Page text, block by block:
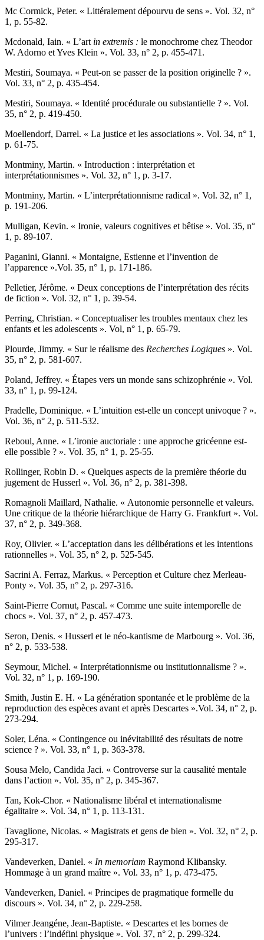
Mc Cormick, Peter. « Littéralement dépourvu de sens ». Vol. 32, n°
1, p. 55-82.
Mcdonald, Iain. « L’art in extremis : le monochrome chez Theodor
W. Adorno et Yves Klein ». Vol. 33, n° 2, p. 455-471.
Mestiri, Soumaya. « Peut-on se passer de la position originelle ? ».
Vol. 33, n° 2, p. 435-454.
Mestiri, Soumaya. « Identité procédurale ou substantielle ? ». Vol.
35, n° 2, p. 419-450.
Moellendorf, Darrel. « La justice et les associations ». Vol. 34, n° 1,
p. 61-75.
Montminy, Martin. « Introduction : interprétation et
interprétationnismes ». Vol. 32, n° 1, p. 3-17.
Montminy, Martin. « L’interprétationnisme radical ». Vol. 32, n° 1,
p. 191-206.
Mulligan, Kevin. « Ironie, valeurs cognitives et bêtise ». Vol. 35, n°
1, p. 89-107.
Paganini, Gianni. « Montaigne, Estienne et l’invention de
l’apparence ».Vol. 35, n° 1, p. 171-186.
Pelletier, Jérôme. « Deux conceptions de l’interprétation des récits
de fiction ». Vol. 32, n° 1, p. 39-54.
Perring, Christian. « Conceptualiser les troubles mentaux chez les
enfants et les adolescents ». Vol, n° 1, p. 65-79.
Plourde, Jimmy. « Sur le réalisme des Recherches Logiques ». Vol.
35, n° 2, p. 581-607.
Poland, Jeffrey. « Étapes vers un monde sans schizophrénie ». Vol.
33, n° 1, p. 99-124.
Pradelle, Dominique. « L’intuition est-elle un concept univoque ? ».
Vol. 36, n° 2, p. 511-532.
Reboul, Anne. « L’ironie auctoriale : une approche gricéenne est-
elle possible ? ». Vol. 35, n° 1, p. 25-55.
Rollinger, Robin D. « Quelques aspects de la première théorie du
jugement de Husserl ». Vol. 36, n° 2, p. 381-398.
Romagnoli Maillard, Nathalie. « Autonomie personnelle et valeurs.
Une critique de la théorie hiérarchique de Harry G. Frankfurt ». Vol.
37, n° 2, p. 349-368.
Roy, Olivier. « L’acceptation dans les délibérations et les intentions
rationnelles ». Vol. 35, n° 2, p. 525-545.
Sacrini A. Ferraz, Markus. « Perception et Culture chez Merleau-
Ponty ». Vol. 35, n° 2, p. 297-316.
Saint-Pierre Cornut, Pascal. « Comme une suite intemporelle de
chocs ». Vol. 37, n° 2, p. 457-473.
Seron, Denis. « Husserl et le néo-kantisme de Marbourg ». Vol. 36,
n° 2, p. 533-538.
Seymour, Michel. « Interprétationnisme ou institutionnalisme ? ».
Vol. 32, n° 1, p. 169-190.
Smith, Justin E. H. « La génération spontanée et le problème de la
reproduction des espèces avant et après Descartes ».Vol. 34, n° 2, p.
273-294.
Soler, Léna. « Contingence ou inévitabilité des résultats de notre
science ? ». Vol. 33, n° 1, p. 363-378.
Sousa Melo, Candida Jaci. « Controverse sur la causalité mentale
dans l’action ». Vol. 35, n° 2, p. 345-367.
Tan, Kok-Chor. « Nationalisme libéral et internationalisme
égalitaire ». Vol. 34, n° 1, p. 113-131.
Tavaglione, Nicolas. « Magistrats et gens de bien ». Vol. 32, n° 2, p.
295-317.
Vandeverken, Daniel. « In memoriam Raymond Klibansky.
Hommage à un grand maître ». Vol. 33, n° 1, p. 473-475.
Vandeverken, Daniel. « Principes de pragmatique formelle du
discours ». Vol. 34, n° 2, p. 229-258.
Vilmer Jeangéne, Jean-Baptiste. « Descartes et les bornes de
l’univers : l’indéfini physique ». Vol. 37, n° 2, p. 299-324.